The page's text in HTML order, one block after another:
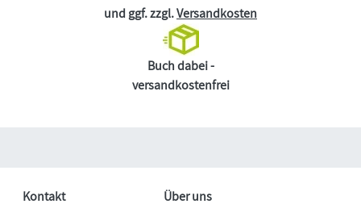
und ggf. zzgl.Versandkosten
Buch dabei -
versandkostenfrei
Kontakt
Über uns